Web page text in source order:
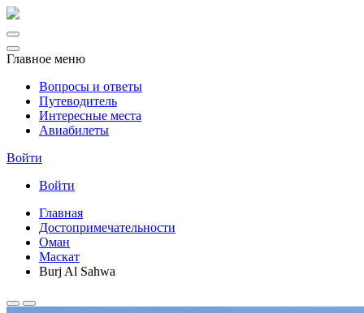
Главное меню
Вопросы и ответы
Путеводитель
Интересные места
Авиабилеты
Войти
Войти
Главная
Достопримечательности
Оман
Маскат
Burj Al Sahwa